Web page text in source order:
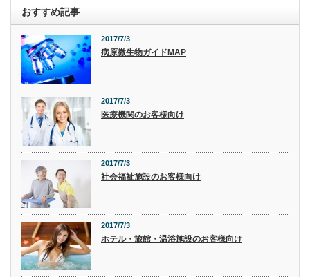
おすすめ記事
2017/7/3
病原微生物ガイドMAP
2017/7/3
医療機関のお客様向け
2017/7/3
社会福祉施設のお客様向け
2017/7/3
ホテル・旅館・温浴施設のお客様向け